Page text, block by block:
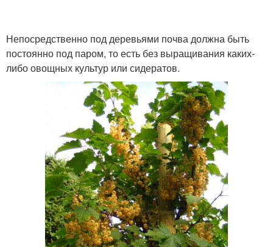
Непосредственно под деревьями почва должна быть
постоянно под паром, то есть без выращивания каких-
либо овощных культур или сидератов.